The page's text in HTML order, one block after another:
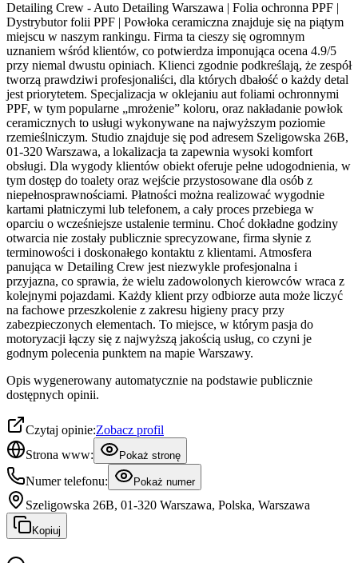
Detailing Crew - Auto Detailing Warszawa | Folia ochronna PPF |
Dystrybutor folii PPF | Powłoka ceramiczna znajduje się na piątym
miejscu w naszym rankingu. Firma ta cieszy się ogromnym
uznaniem wśród klientów, co potwierdza imponująca ocena 4.9/5
przy niemal dwustu opiniach. Klienci zgodnie podkreślają, że zespół
tworzą prawdziwi profesjonaliści, dla których dbałość o każdy detal
jest priorytetem. Specjalizacja w oklejaniu aut foliami ochronnymi
PPF, w tym popularne „mrożenie” koloru, oraz nakładanie powłok
ceramicznych to usługi wykonywane na najwyższym poziomie
rzemieślniczym. Studio znajduje się pod adresem Szeligowska 26B,
01-320 Warszawa, a lokalizacja ta zapewnia wysoki komfort
obsługi. Dla wygody klientów obiekt oferuje pełne udogodnienia, w
tym dostęp do toalety oraz wejście przystosowane dla osób z
niepełnosprawnościami. Płatności można realizować wygodnie
kartami płatniczymi lub telefonem, a cały proces przebiega w
oparciu o wcześniejsze ustalenie terminu. Choć dokładne godziny
otwarcia nie zostały publicznie sprecyzowane, firma słynie z
terminowości i doskonałego kontaktu z klientami. Atmosfera
panująca w Detailing Crew jest niezwykle profesjonalna i
przyjazna, co sprawia, że wielu zadowolonych kierowców wraca z
kolejnymi pojazdami. Każdy klient przy odbiorze auta może liczyć
na fachowe przeszkolenie z zakresu higieny pracy przy
zabezpieczonych elementach. To miejsce, w którym pasja do
motoryzacji łączy się z najwyższą jakością usług, co czyni je
godnym polecenia punktem na mapie Warszawy.
Opis wygenerowany automatycznie na podstawie publicznie
dostępnych opinii.
Czytaj opinie:Zobacz profil
Strona www:
Pokaż stronę
Numer telefonu: Pokaż numer
Szeligowska 26B, 01-320 Warszawa, Polska, Warszawa
Kopiuj